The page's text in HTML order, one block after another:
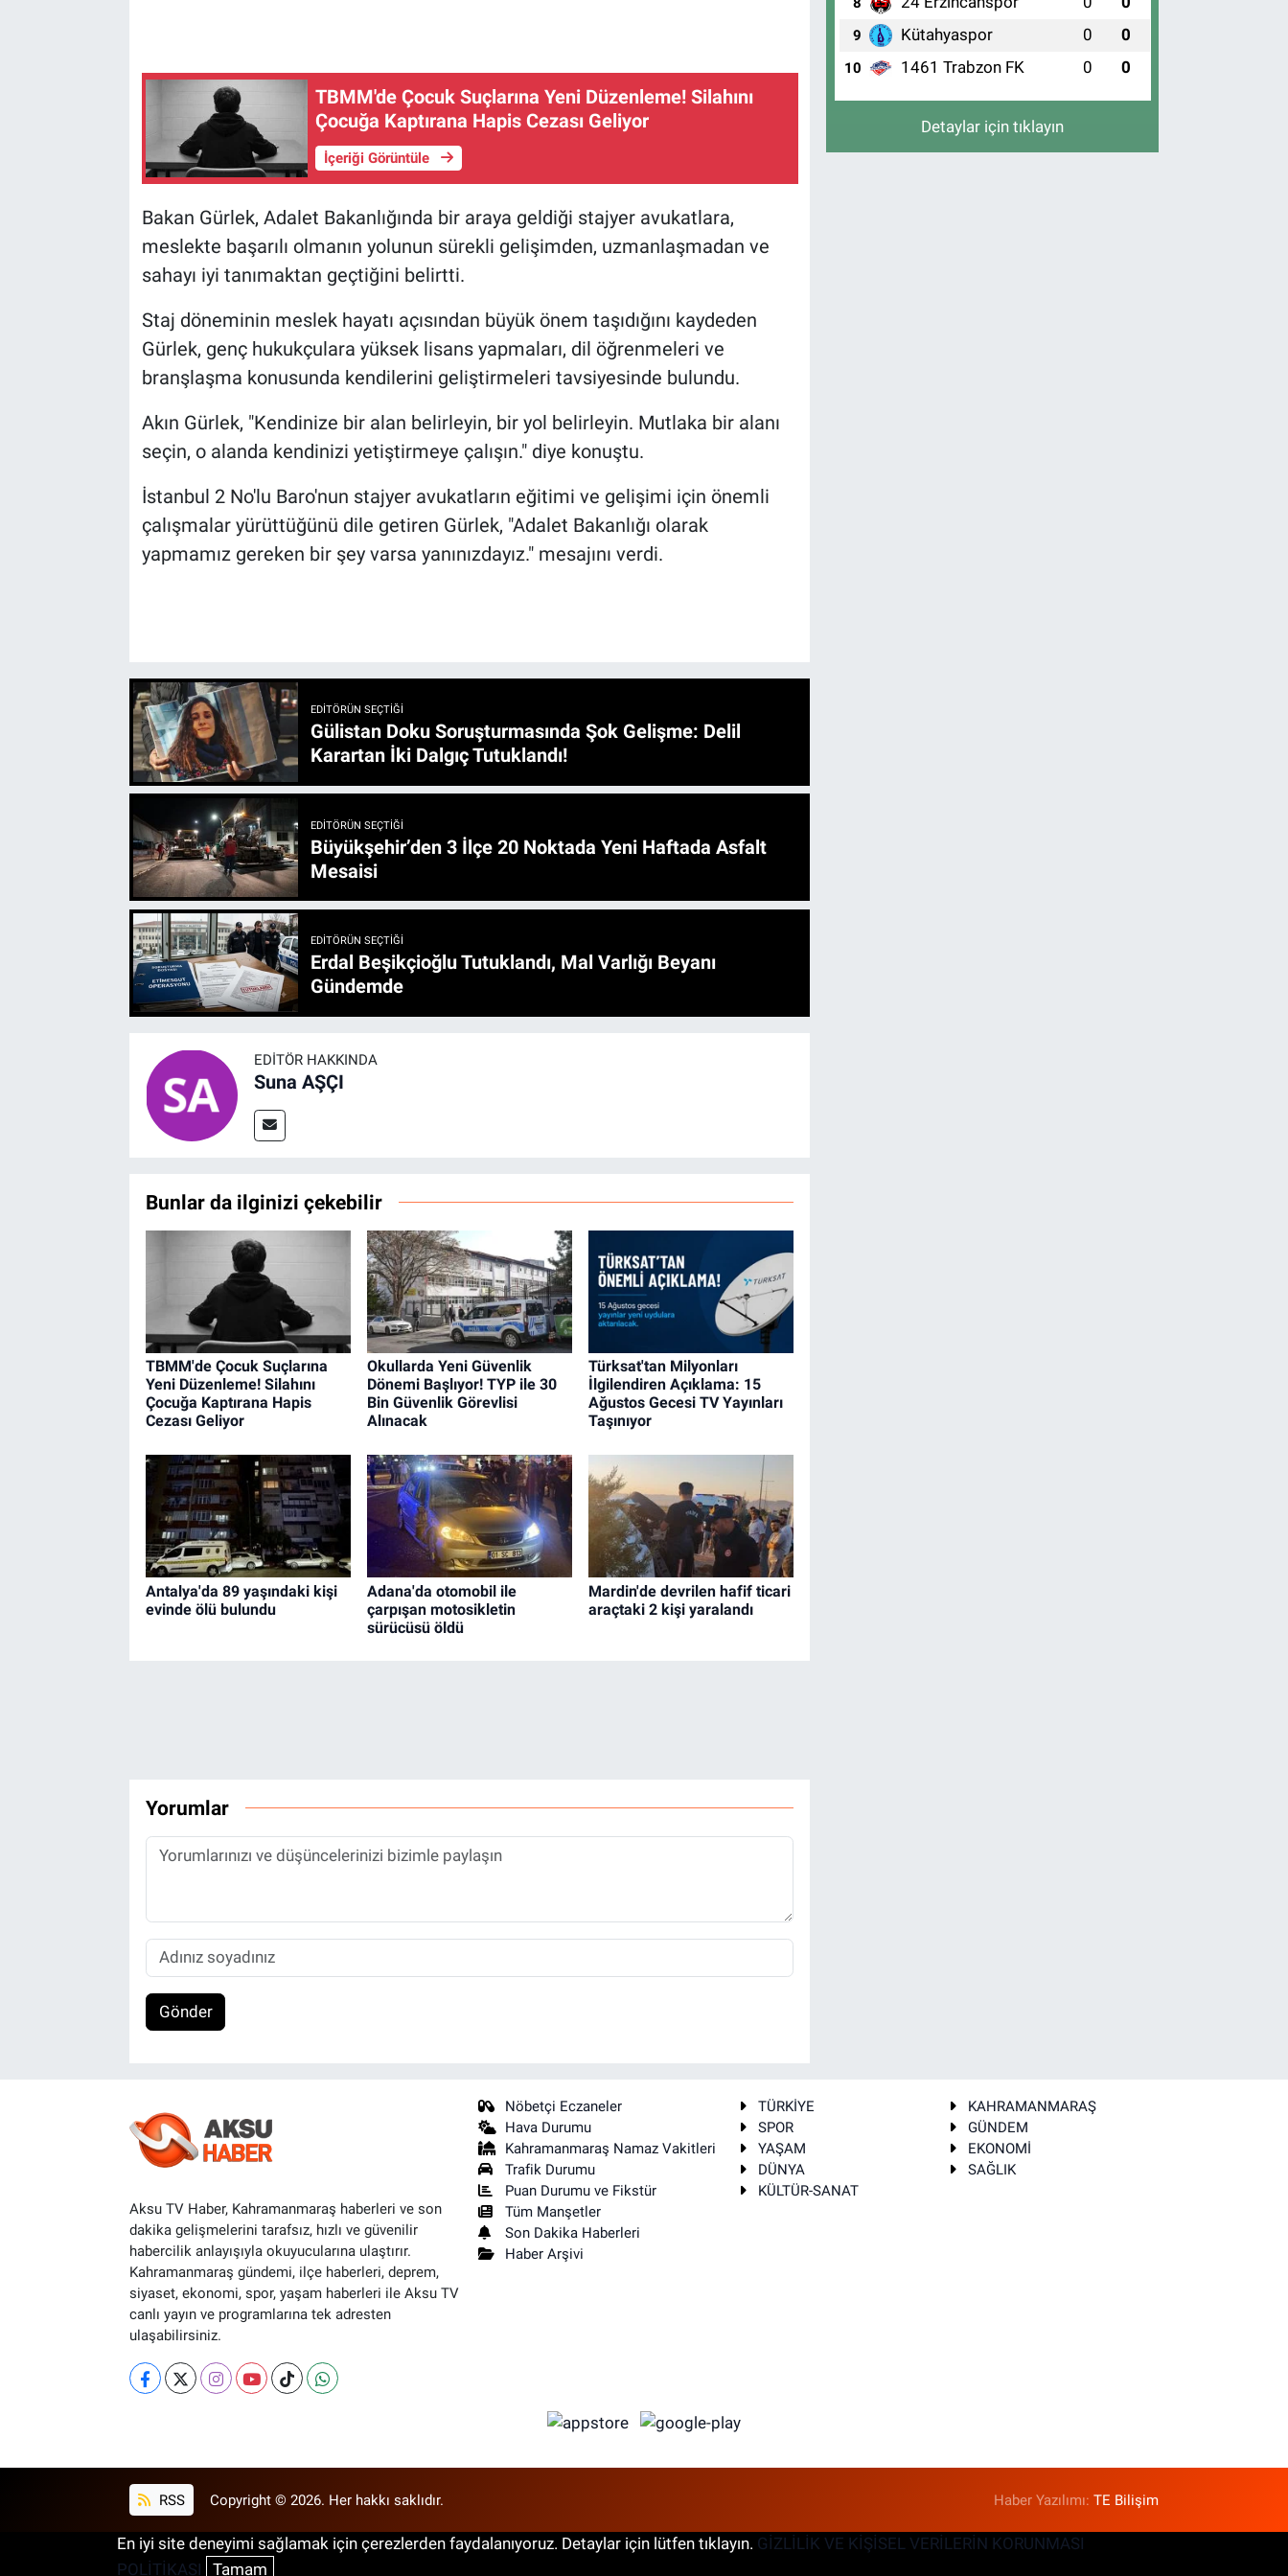
TBMM'de Çocuk Suçlarına Yeni Düzenleme! Silahını
Çocuğa Kaptırana Hapis Cezası Geliyor
İçeriği Görüntüle
Bakan Gürlek, Adalet Bakanlığında bir araya geldiği stajyer avukatlara,
meslekte başarılı olmanın yolunun sürekli gelişimden, uzmanlaşmadan ve
sahayı iyi tanımaktan geçtiğini belirtti.
Staj döneminin meslek hayatı açısından büyük önem taşıdığını kaydeden
Gürlek, genç hukukçulara yüksek lisans yapmaları, dil öğrenmeleri ve
branşlaşma konusunda kendilerini geliştirmeleri tavsiyesinde bulundu.
Akın Gürlek, "Kendinize bir alan belirleyin, bir yol belirleyin. Mutlaka bir alanı
seçin, o alanda kendinizi yetiştirmeye çalışın." diye konuştu.
İstanbul 2 No'lu Baro'nun stajyer avukatların eğitimi ve gelişimi için önemli
çalışmalar yürüttüğünü dile getiren Gürlek, "Adalet Bakanlığı olarak
yapmamız gereken bir şey varsa yanınızdayız." mesajını verdi.
EDITÖRÜN SEÇTIĞI
Gülistan Doku Soruşturmasında Şok Gelişme: Delil
Karartan İki Dalgıç Tutuklandı!
EDITÖRÜN SEÇTIĞI
Büyükşehir’den 3 İlçe 20 Noktada Yeni Haftada Asfalt
Mesaisi
EDITÖRÜN SEÇTIĞI
Erdal Beşikçioğlu Tutuklandı, Mal Varlığı Beyanı
Gündemde
EDITÖR HAKKINDA
Suna AŞÇI
Bunlar da ilginizi çekebilir
TBMM'de Çocuk Suçlarına
Yeni Düzenleme! Silahını
Çocuğa Kaptırana Hapis
Cezası Geliyor
Okullarda Yeni Güvenlik
Dönemi Başlıyor! TYP ile 30
Bin Güvenlik Görevlisi
Alınacak
Türksat'tan Milyonları
İlgilendiren Açıklama: 15
Ağustos Gecesi TV Yayınları
Taşınıyor
Antalya'da 89 yaşındaki kişi
evinde ölü bulundu
Adana'da otomobil ile
çarpışan motosikletin
sürücüsü öldü
Mardin'de devrilen hafif ticari
araçtaki 2 kişi yaralandı
Yorumlar
Gönder
9 Kütahyaspor 0 0
10 1461 Trabzon FK 0 0
Detaylar için tıklayın
Aksu TV Haber, Kahramanmaraş haberleri ve son
dakika gelişmelerini tarafsız, hızlı ve güvenilir
habercilik anlayışıyla okuyucularına ulaştırır.
Kahramanmaraş gündemi, ilçe haberleri, deprem,
siyaset, ekonomi, spor, yaşam haberleri ile Aksu TV
canlı yayın ve programlarına tek adresten
ulaşabilirsiniz.
Nöbetçi Eczaneler
Hava Durumu
Kahramanmaraş Namaz Vakitleri
Trafik Durumu
Puan Durumu ve Fikstür
Tüm Manşetler
Son Dakika Haberleri
Haber Arşivi
TÜRKİYE
KAHRAMANMARAŞ
SPOR
GÜNDEM
YAŞAM
EKONOMİ
DÜNYA
SAĞLIK
KÜLTÜR-SANAT
RSS Copyright © 2026. Her hakkı saklıdır. Haber Yazılımı:TE Bilişim
En iyi site deneyimi sağlamak için çerezlerden faydalanıyoruz. Detaylar için lütfen tıklayın. GİZLİLİK VE KİŞİSEL VERİLERİN KORUNMASI
POLİTİKASI
Tamam